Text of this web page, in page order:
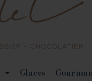
Glaces